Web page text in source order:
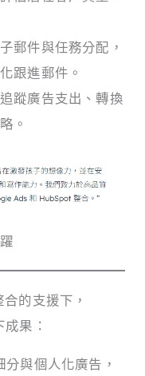
郵件與任務分配，
跟進郵件。
蹤廣告支出、轉換
。
的支援下，
果：
分與個人化廣告，